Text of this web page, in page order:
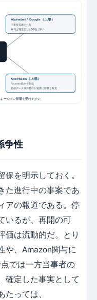
Alphabet / Google（上場）
主要投資家の一角
寄与は限定的だが関与は深い
Microsoft（上場）
Foundry経由で配信
必須データ保持要件が連携に影響と報道
ーション影響を受けやすい
争性
を明示しておく。
た進行中の事案であ
アの報道である。停
いるが、再開の可
価は流動的だ。とり
や、Amazon関与に
では一方当事者の
確定した事実として
っては、